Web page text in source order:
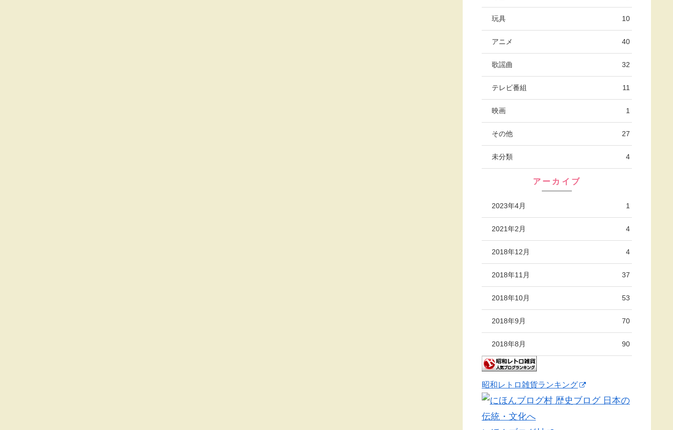
玩具 10
アニメ 40
歌謡曲 32
テレビ番組 11
映画 1
その他 27
未分類 4
アーカイブ
2023年4月 1
2021年2月 4
2018年12月 4
2018年11月 37
2018年10月 53
2018年9月 70
2018年8月 90
昭和レトロ雑貨ランキング